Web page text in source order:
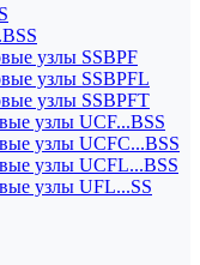
узлы SSBPF
узлы SSBPFL
узлы SSBPFT
узлы UCF...BSS
узлы UCFC...BSS
узлы UCFL...BSS
узлы UFL...SS